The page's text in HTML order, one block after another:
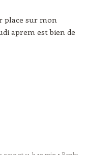
place sur mon
aprem est bien de